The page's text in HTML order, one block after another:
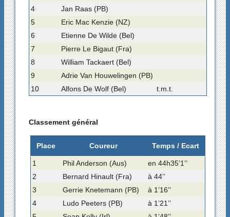
4
Jan Raas (PB)
5
Eric Mac Kenzie (NZ)
6
Etienne De Wilde (Bel)
7
Pierre Le Bigaut (Fra)
8
William Tackaert (Bel)
9
Adrie Van Houwelingen (PB)
10
Alfons De Wolf (Bel) t.m.t.
Classement général
Place Coureur Temps / Ecart
1 Phil Anderson (Aus)
en 44h35’1’’
2
Bernard Hinault (Fra)
à 44’’
3
Gerrie Knetemann (PB)
à 1’16’’
4
Ludo Peeters (PB)
à 1’21’’